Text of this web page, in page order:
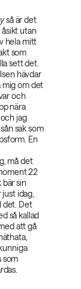
så är det
åsikt utan
hela mitt
som
sett det.
hävdar
om det
och
nära
jag
sak som
En
, må det
22
bär sin
idag,
det. Det
så kallad
att gå
som